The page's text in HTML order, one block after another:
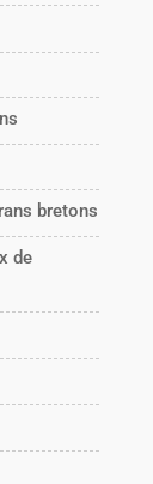
bretons
de